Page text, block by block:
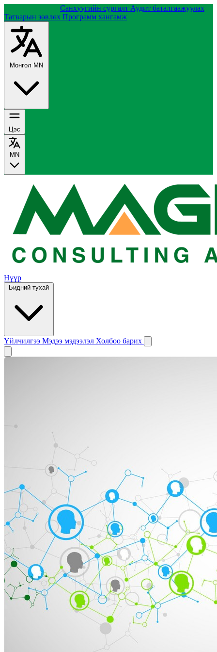
Санхүүгийн сургалт Аудит баталгаажуулах
Татварын зөвлөх Программ хангамж
Монгол MN
Цэс
MN
Нүүр
Бидний тухай
Үйлчилгээ Мэдээ мэдээлэл Холбоо барих